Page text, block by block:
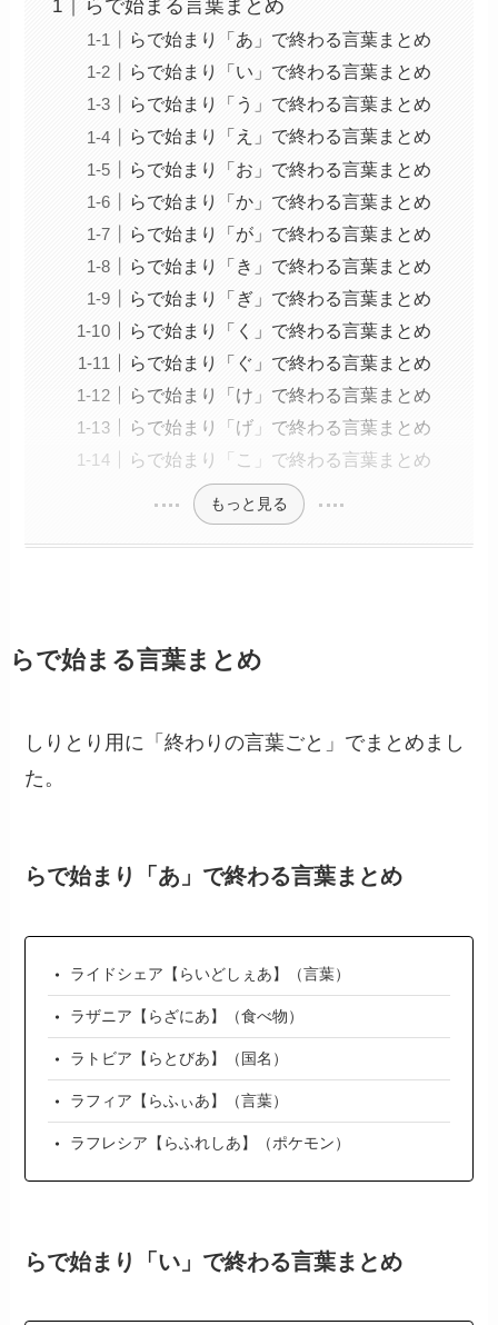
らで始まる言葉まとめ
らで始まり「あ」で終わる言葉まとめ
らで始まり「い」で終わる言葉まとめ
らで始まり「う」で終わる言葉まとめ
らで始まり「え」で終わる言葉まとめ
らで始まり「お」で終わる言葉まとめ
らで始まり「か」で終わる言葉まとめ
らで始まり「が」で終わる言葉まとめ
らで始まり「き」で終わる言葉まとめ
らで始まり「ぎ」で終わる言葉まとめ
らで始まり「く」で終わる言葉まとめ
らで始まり「ぐ」で終わる言葉まとめ
らで始まり「け」で終わる言葉まとめ
らで始まり「げ」で終わる言葉まとめ
らで始まり「こ」で終わる言葉まとめ
もっと見る
らで始まる言葉まとめ
しりとり用に「終わりの言葉ごと」でまとめまし
た。
らで始まり「あ」で終わる言葉まとめ
ライドシェア【らいどしぇあ】（言葉）
ラザニア【らざにあ】（食べ物）
ラトビア【らとびあ】（国名）
ラフィア【らふぃあ】（言葉）
ラフレシア【らふれしあ】（ポケモン）
らで始まり「い」で終わる言葉まとめ